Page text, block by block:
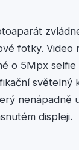
fotky. Video
o 5Mpx selfie
světelný
nenápadně
displeji.